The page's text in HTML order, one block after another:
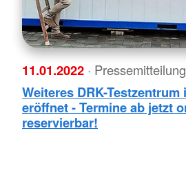
11.01.2022 · Pressemitteilung
Weiteres DRK-Testzentrum
eröffnet - Termine ab jetzt
reservierbar!